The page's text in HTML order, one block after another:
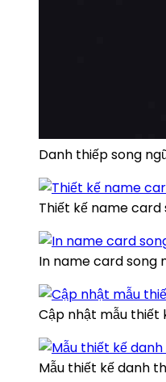
Danh thiếp song
Thiết kế name card
In name card song
Cập nhật mẫu thiết
Mẫu thiết kế danh